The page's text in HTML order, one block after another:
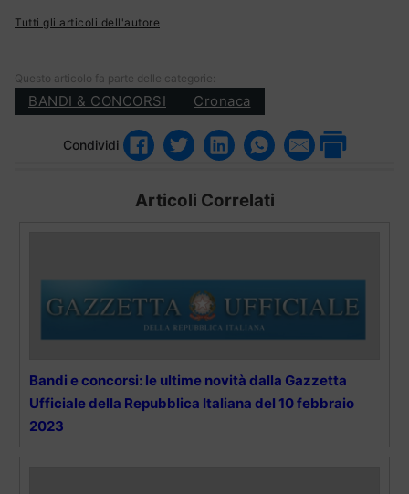
Tutti gli articoli dell'autore
Questo articolo fa parte delle categorie:
BANDI & CONCORSI Cronaca
Condividi
Articoli Correlati
Bandi e concorsi: le ultime novità dalla Gazzetta
Ufficiale della Repubblica Italiana del 10 febbraio
2023